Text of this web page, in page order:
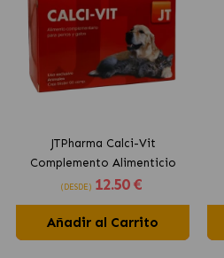
JTPharma Calci-Vit
Complemento Alimenticio
de Calcio para Perros y
Gatos
(DESDE) 12.50 €
Añadir al Carrito